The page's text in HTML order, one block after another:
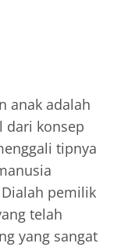
anak adalah
dari konsep
tipnya
pemilik
telah
yang sangat